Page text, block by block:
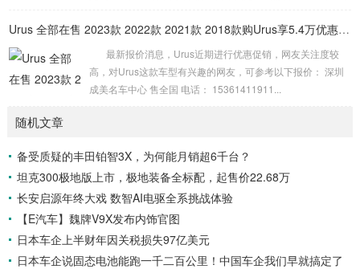
赖的，我开了这么长时间了，实际上，买MPV追求的就是威尔Urus 全部在售 2023款 2022款 2021款 2018款购Urus享5.4万优惠 欢迎到店试驾
最新报价消息，Urus近期进行优惠促销，网友关注度较
高，对Urus这款车型有兴趣的网友，可参考以下报价： 深圳
成美名车中心 售全国 电话： 15361411911...
随机文章
备受质疑的丰田铂智3X，为何能月销超6千台？
坦克300极地版上市，极地装备全标配，起售价22.68万
长安启源年终大戏 数智AI电驱全系挑战体验
【E汽车】魏牌V9X发布内饰官图
日本车企上半财年因关税损失97亿美元
日本车企说固态电池能跑一千二百公里！中国车企我们早就搞定了